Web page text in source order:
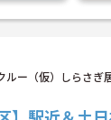
ルー（仮）しらさぎ